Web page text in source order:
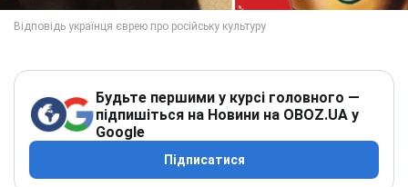
Будьте першими у курсі головного —
підпишіться на Новини на OBOZ.UA у
Google
Підписатися